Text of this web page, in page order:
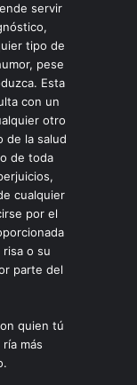
servir
tipo de
pese
Esta
con un
otro
de la salud
de toda
cualquier
por el
o su
parte del
quien tú
más